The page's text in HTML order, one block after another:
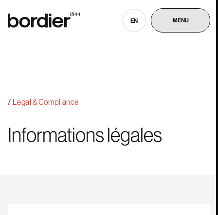
EN MENU
Legal & Compliance
Informationslégales